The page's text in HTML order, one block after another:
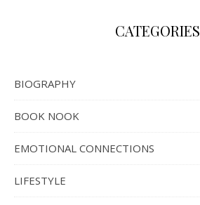
CATEGORIES
BIOGRAPHY
BOOK NOOK
EMOTIONAL CONNECTIONS
LIFESTYLE